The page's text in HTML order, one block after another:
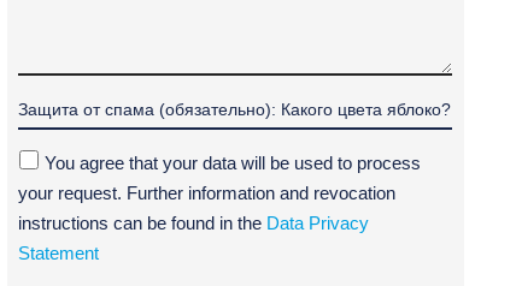
You agree that your data will be used to process
your request. Further information and revocation
instructions can be found in the Data Privacy
Statement